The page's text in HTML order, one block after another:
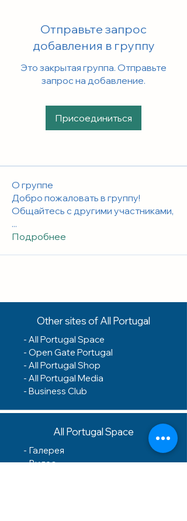
Отправьте запрос
добавления в группу
Это закрытая группа. Отправьте
запрос на добавление.
Присоединиться
О группе
Добро пожаловать в группу!
Общайтесь с другими участниками,
...
Подробнее
Other sites of All Portugal
- All Portugal Space
- Open Gate Portugal
- All Portugal Shop
- All Portugal Media
- Business Club
All Portugal Space
- Галерея
- Видео